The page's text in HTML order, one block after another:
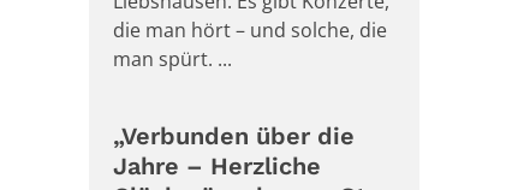
die man hört – und solche, die
man spürt. ...
„Verbunden über die
Jahre – Herzliche